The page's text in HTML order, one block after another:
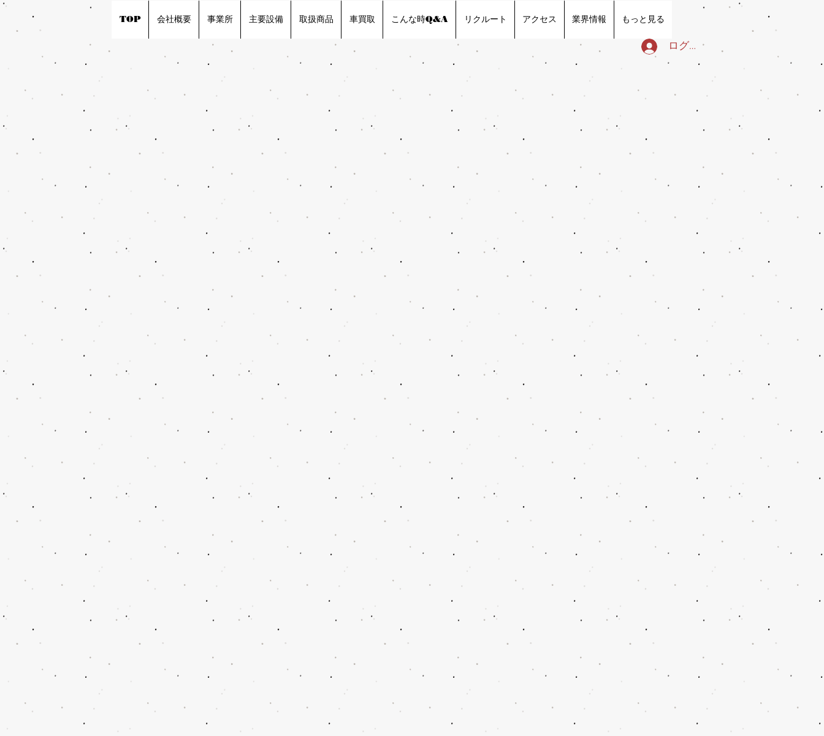
TOP 会社概要 事業所 主要設備 取扱商品 車買取 こんな時Q&A リクルート アクセス 業界情報 もっと見る
ログイン